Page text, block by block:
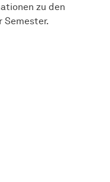
zu den
Semester.